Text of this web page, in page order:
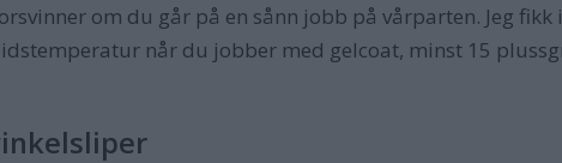
om du går på en sånn jobb på vårparten. Jeg
når du jobber med gelcoat, minst 15